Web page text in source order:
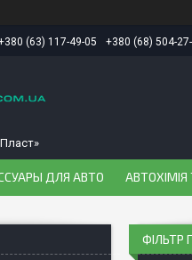
(63) 117-49-05 +380 (68) 504-
ДЛЯ АВТО АВТОХІМІЯ
ФІЛЬТР